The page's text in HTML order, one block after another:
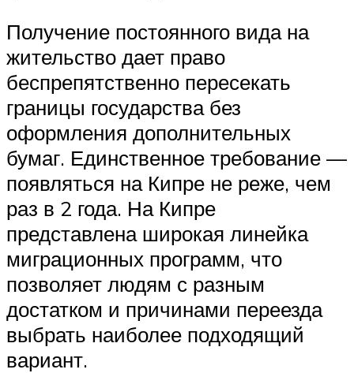
Получение постоянного вида на
жительство дает право
беспрепятственно пересекать
границы государства без
оформления дополнительных
бумаг. Единственное требование —
появляться на Кипре не реже, чем
раз в 2 года. На Кипре
представлена широкая линейка
миграционных программ, что
позволяет людям с разным
достатком и причинами переезда
выбрать наиболее подходящий
вариант.